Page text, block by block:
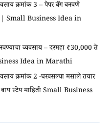
क्रमांक 3 – पेपर बॅग बनवणे
| Small Business Idea in
व्यवसाय – दरमहा ₹30,000 ते
Idea in Marathi
क्रमांक 2 -घरबसल्या मसाले तयार
बाय स्टेप माहिती Small Business